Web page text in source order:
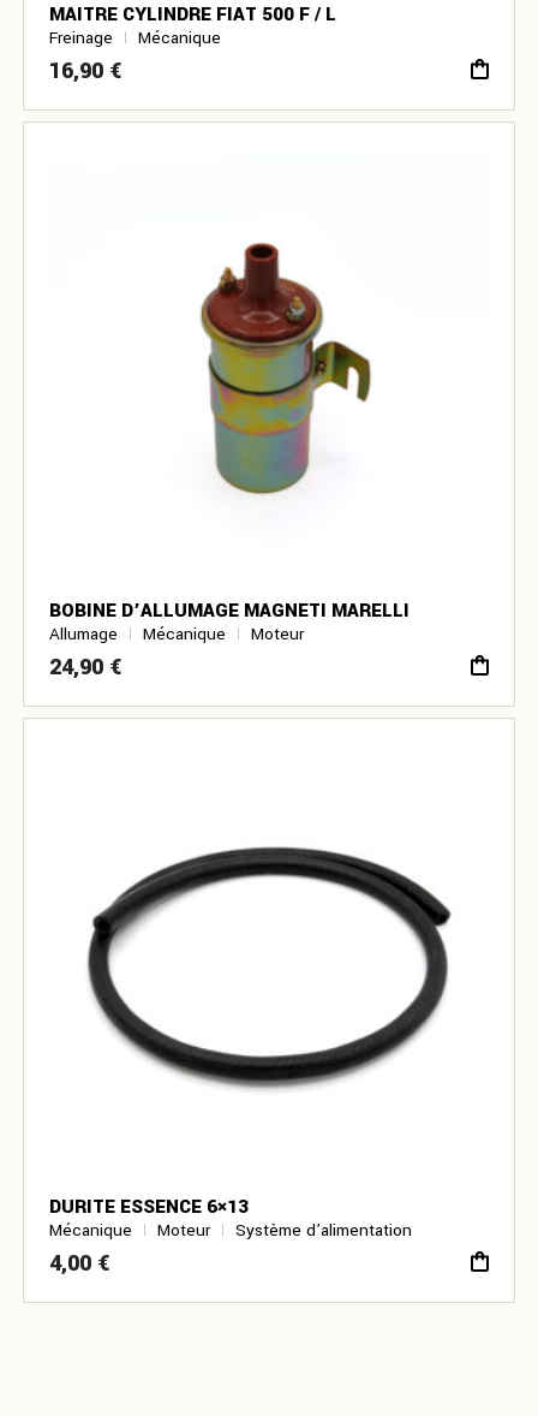
MAITRE CYLINDRE FIAT 500 F / L
Freinage Mécanique
16,90 €
BOBINE D’ALLUMAGE MAGNETI MARELLI
Allumage Mécanique Moteur
24,90 €
DURITE ESSENCE 6×13
Mécanique Moteur Système d’alimentation
4,00 €